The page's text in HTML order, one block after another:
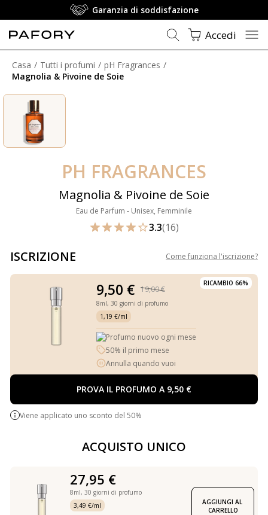
Garanzia di soddisfazione
Accedi
Casa Tutti i profumi
pH Fragrances
Magnolia & Pivoine de Soie
PH FRAGRANCES
Magnolia & Pivoine de Soie
Eau de Parfum - Unisex, Femminile
3.3(16)
ISCRIZIONE Come funziona l'iscrizione?
RICAMBIO 66%
9,50 € 19,00 €
8ml, 30 giorni di profumo
1,19 €/ml
Profumo nuovo ogni mese
50% il primo mese
Annulla quando vuoi
PROVA IL PROFUMO A 9,50 €
Viene applicato uno sconto del 50%
ACQUISTO UNICO
27,95 €
8ml, 30 giorni di profumo
3,49 €/ml
AGGIUNGI AL
CARRELLO